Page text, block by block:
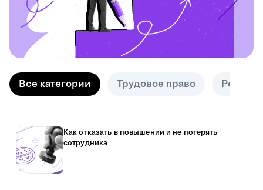
Все категории Трудовое право
Как отказать в повышении и не потерять
сотрудника